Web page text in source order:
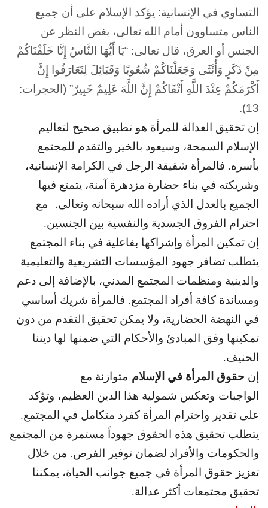
التساوي في الإنسانية: يؤكد الإسلام على أن جميع
الناس متساوون أمام الله تعالى، بغض النظر عن
الجنس أو العرق، قال تعالى: “يَا أَيُّهَا النَّاسُ إِنَّا خَلَقْنَاكُمْ
مِنْ ذَكَرٍ وَأُنْثَى وَجَعَلْنَاكُمْ شُعُوبًا وَقَبَائِلَ لِتَعَارَفُوا إِنَّ
أَكْرَمَكُمْ عِنْدَ اللَّهِ أَتْقَاكُمْ إِنَّ اللَّهَ عَلِيمٌ خَبِيرٌ” (الحجرات:
13).
إن تحقيق العدالة للمرأة هو تطبيق صحيح لتعاليم
الإسلام السمحة، وسيعود بالخير والتقدم للمجتمع
بأسره. فالمرأة شقيقة الرجل في الكرامة الإنسانية،
وشريكته في بناء حضارة مزدهرة آمنة، يتمتع فيها
الجميع بالعدل الذي أراده الله سبحانه وتعالى. مع
احترام الفروق الجسدية والنفسية بين الجنسين.
إن تمكين المرأة وإشراكها بفاعلية في بناء المجتمع
يتطلب تضافر جهود المؤسسات التشريعية والتعليمية
والدينية ومنظمات المجتمع المدني، بالإضافة إلى دعم
ومساندة كافة أفراد المجتمع. فالمرأة شريك أساسي
في النهضة الحضارية، ولا يمكن تحقيق التقدم من دون
تمكينها وفق المبادئ والأحكام التي ضمنها لها ديننا
الحنيف.
إن حقوق المرأة في الإسلام متوازنة مع
الواجبات وتعكس شمولية هذا الدين العظيم، وتؤكد
على تقدير واحترام المرأة كفرد متكامل في المجتمع.
يتطلب تحقيق هذه الحقوق جهوداً مستمرة من المجتمع
والحكومات والأفراد لضمان توفير الفرص. من خلال
تعزيز حقوق المرأة في جميع جوانب الحياة، يمكننا
تحقيق مجتمعات أكثر عدالة.